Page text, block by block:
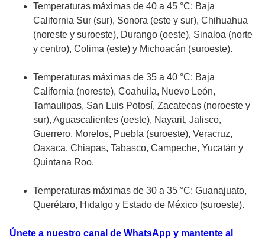
Temperaturas máximas de 40 a 45 °C: Baja
California Sur (sur), Sonora (este y sur), Chihuahua
(noreste y suroeste), Durango (oeste), Sinaloa (norte
y centro), Colima (este) y Michoacán (suroeste).
Temperaturas máximas de 35 a 40 °C: Baja
California (noreste), Coahuila, Nuevo León,
Tamaulipas, San Luis Potosí, Zacatecas (noroeste y
sur), Aguascalientes (oeste), Nayarit, Jalisco,
Guerrero, Morelos, Puebla (suroeste), Veracruz,
Oaxaca, Chiapas, Tabasco, Campeche, Yucatán y
Quintana Roo.
Temperaturas máximas de 30 a 35 °C: Guanajuato,
Querétaro, Hidalgo y Estado de México (suroeste).
Únete a nuestro canal de WhatsApp y mantente al